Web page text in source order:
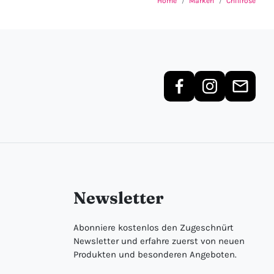
Newsletter
Abonniere kostenlos den Zugeschnürt
Newsletter und erfahre zuerst von neuen
Produkten und besonderen Angeboten.